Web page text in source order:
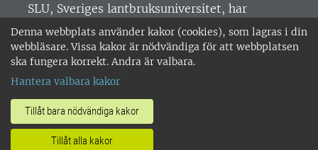
Denna webbplats använder kakor (cookies), som lagras i din
webbläsare. Vissa kakor är nödvändiga för att webbplatsen
ska fungera korrekt. Andra är valbara.
Hantera valbara kakor
Tillåt bara nödvändiga kakor
Tillåt alla kakor
SLU, Sveriges lantbruksuniversitet, har
verksamhet över hela Sverige. Huvudorter är
Alnarp, Uppsala och Umeå.SLU är
miljöcertifierat enligt ISO 14001. •
018-67 10 00 • Org nr: 202100-2817 •
Om SLU:s webbplatser
•Hantera kakor•Behandling av
personuppgifter